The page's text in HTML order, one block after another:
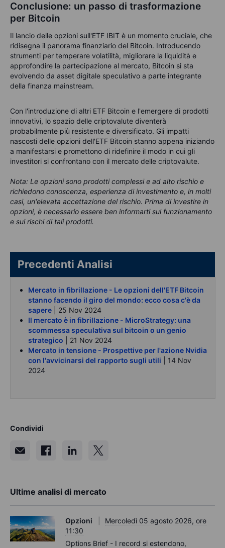
Conclusione: un passo di trasformazione
per Bitcoin
Il lancio delle opzioni sull'ETF IBIT è un momento cruciale, che
ridisegna il panorama finanziario del Bitcoin. Introducendo
strumenti per temperare volatilità, migliorare la liquidità e
approfondire la partecipazione al mercato, Bitcoin si sta
evolvendo da asset digitale speculativo a parte integrante
della finanza mainstream.
Con l'introduzione di altri ETF Bitcoin e l'emergere di prodotti
innovativi, lo spazio delle criptovalute diventerà
probabilmente più resistente e diversificato. Gli impatti
nascosti delle opzioni dell'ETF Bitcoin stanno appena iniziando
a manifestarsi e promettono di ridefinire il modo in cui gli
investitori si confrontano con il mercato delle criptovalute.
Nota: Le opzioni sono prodotti complessi e ad alto rischio e
richiedono conoscenza, esperienza di investimento e, in molti
casi, un'elevata accettazione del rischio. Prima di investire in
opzioni, è necessario essere ben informarti sul funzionamento
e sui rischi di tali prodotti.
Precedenti Analisi
Mercato in fibrillazione - Le opzioni dell'ETF Bitcoin
stanno facendo il giro del mondo: ecco cosa c'è da
sapere | 25 Nov 2024
Il mercato è in fibrillazione - MicroStrategy: una
scommessa speculativa sul bitcoin o un genio
strategico | 21 Nov 2024
Mercato in tensione - Prospettive per l'azione Nvidia
con l'avvicinarsi del rapporto sugli utili | 14 Nov
2024
Condividi
Ultime analisi di mercato
Opzioni
Mercoledì 05 agosto 2026, ore
11:30
Options Brief - I record si estendono,